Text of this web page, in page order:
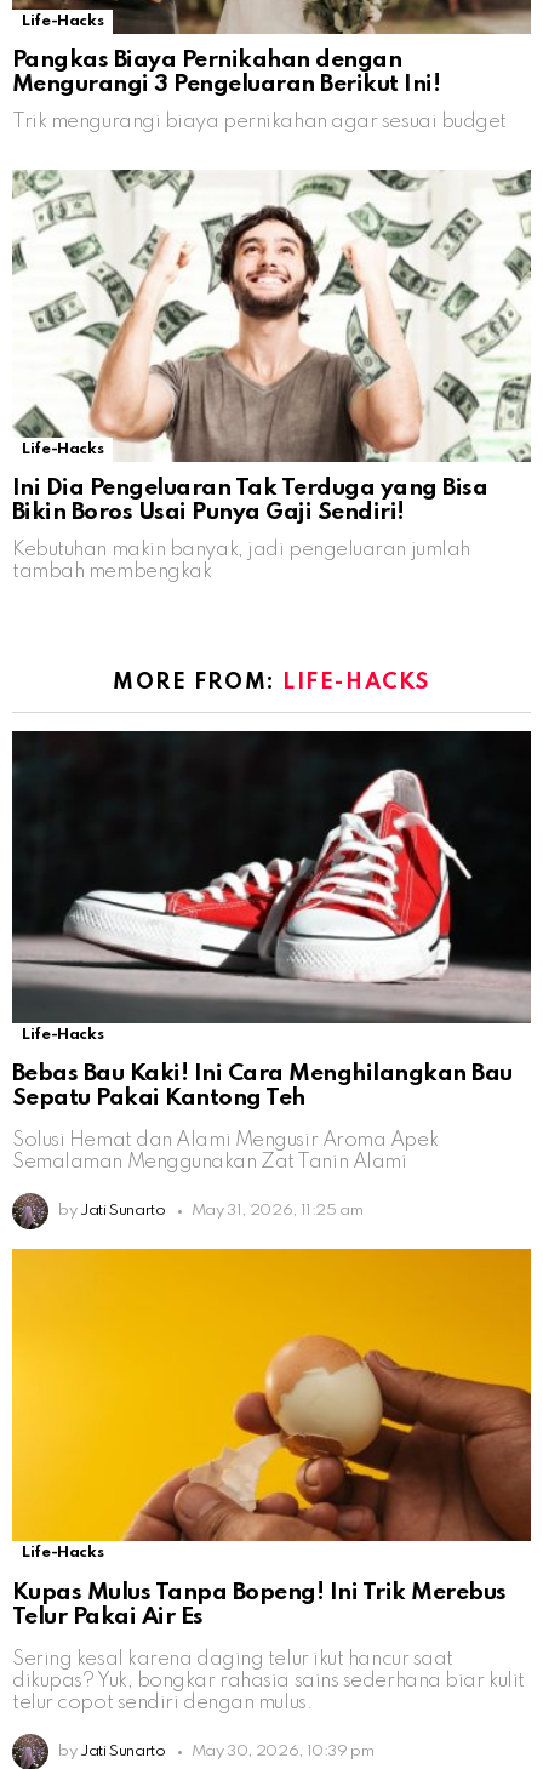
Life-Hacks
Pangkas Biaya Pernikahan dengan
Mengurangi 3 Pengeluaran Berikut Ini!
Trik mengurangi biaya pernikahan agar sesuai budget
Life-Hacks
Ini Dia Pengeluaran Tak Terduga yang Bisa
Bikin Boros Usai Punya Gaji Sendiri!
Kebutuhan makin banyak, jadi pengeluaran jumlah
tambah membengkak
MORE FROM: LIFE-HACKS
Life-Hacks
Bebas Bau Kaki! Ini Cara Menghilangkan Bau
Sepatu Pakai Kantong Teh
Solusi Hemat dan Alami Mengusir Aroma Apek
Semalaman Menggunakan Zat Tanin Alami
by Jati Sunarto May 31, 2026, 11:25 am
Life-Hacks
Kupas Mulus Tanpa Bopeng! Ini Trik Merebus
Telur Pakai Air Es
Sering kesal karena daging telur ikut hancur saat
dikupas? Yuk, bongkar rahasia sains sederhana biar kulit
telur copot sendiri dengan mulus.
by Jati Sunarto May 30, 2026, 10:39 pm